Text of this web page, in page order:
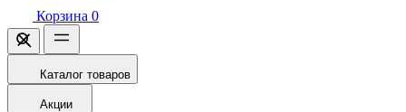
Корзина 0
Каталог товаров
Акции